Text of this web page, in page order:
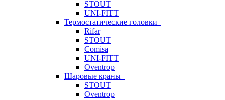
STOUT
UNI-FITT
Термостатические головки
Rifar
STOUT
Comisa
UNI-FITT
Oventrop
Шаровые краны
STOUT
Oventrop